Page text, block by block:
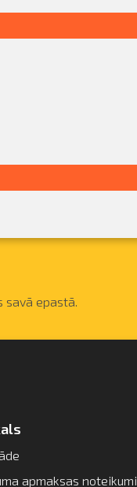
savā epastā.
apmaksas noteikumi